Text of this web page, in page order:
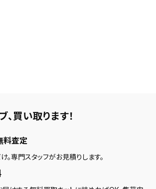
、 買い取ります！
料査定
。専門スタッフがお見積りします。